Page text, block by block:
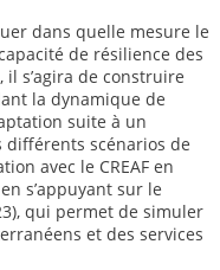
dans quelle mesure le
de résilience des
s’agira de construire
la dynamique de
suite à un
différents scénarios de
avec le CREAF en
s’appuyant sur le
qui permet de simuler
et des services